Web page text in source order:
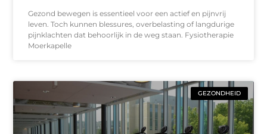
Gezond bewegen is essentieel voor een actief en pijnvrij
leven. Toch kunnen blessures, overbelasting of langdurige
pijnklachten dat behoorlijk in de weg staan. Fysiotherapie
Moerkapelle
GEZONDHEID